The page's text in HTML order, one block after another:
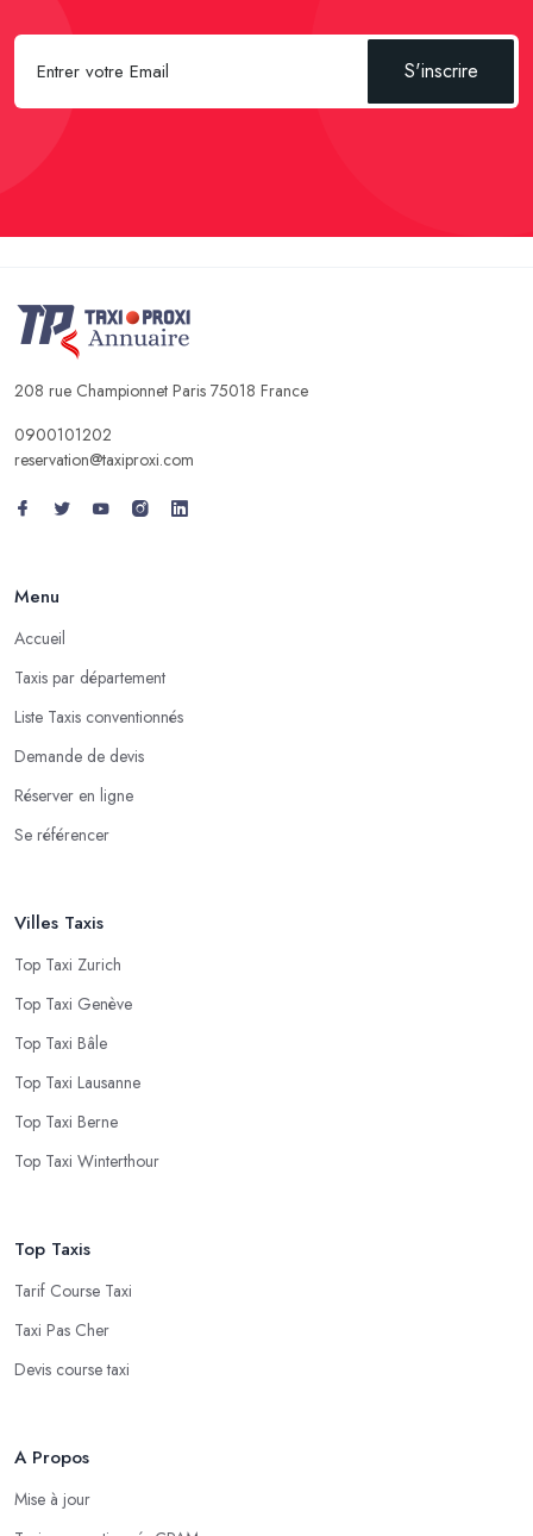
S'inscrire
208 rue Championnet Paris 75018 France
0900101202
reservation@taxiproxi.com
Menu
Accueil
Taxis par département
Liste Taxis conventionnés
Demande de devis
Réserver en ligne
Se référencer
Villes Taxis
Top Taxi Zurich
Top Taxi Genève
Top Taxi Bâle
Top Taxi Lausanne
Top Taxi Berne
Top Taxi Winterthour
Top Taxis
Tarif Course Taxi
Taxi Pas Cher
Devis course taxi
A Propos
Mise à jour